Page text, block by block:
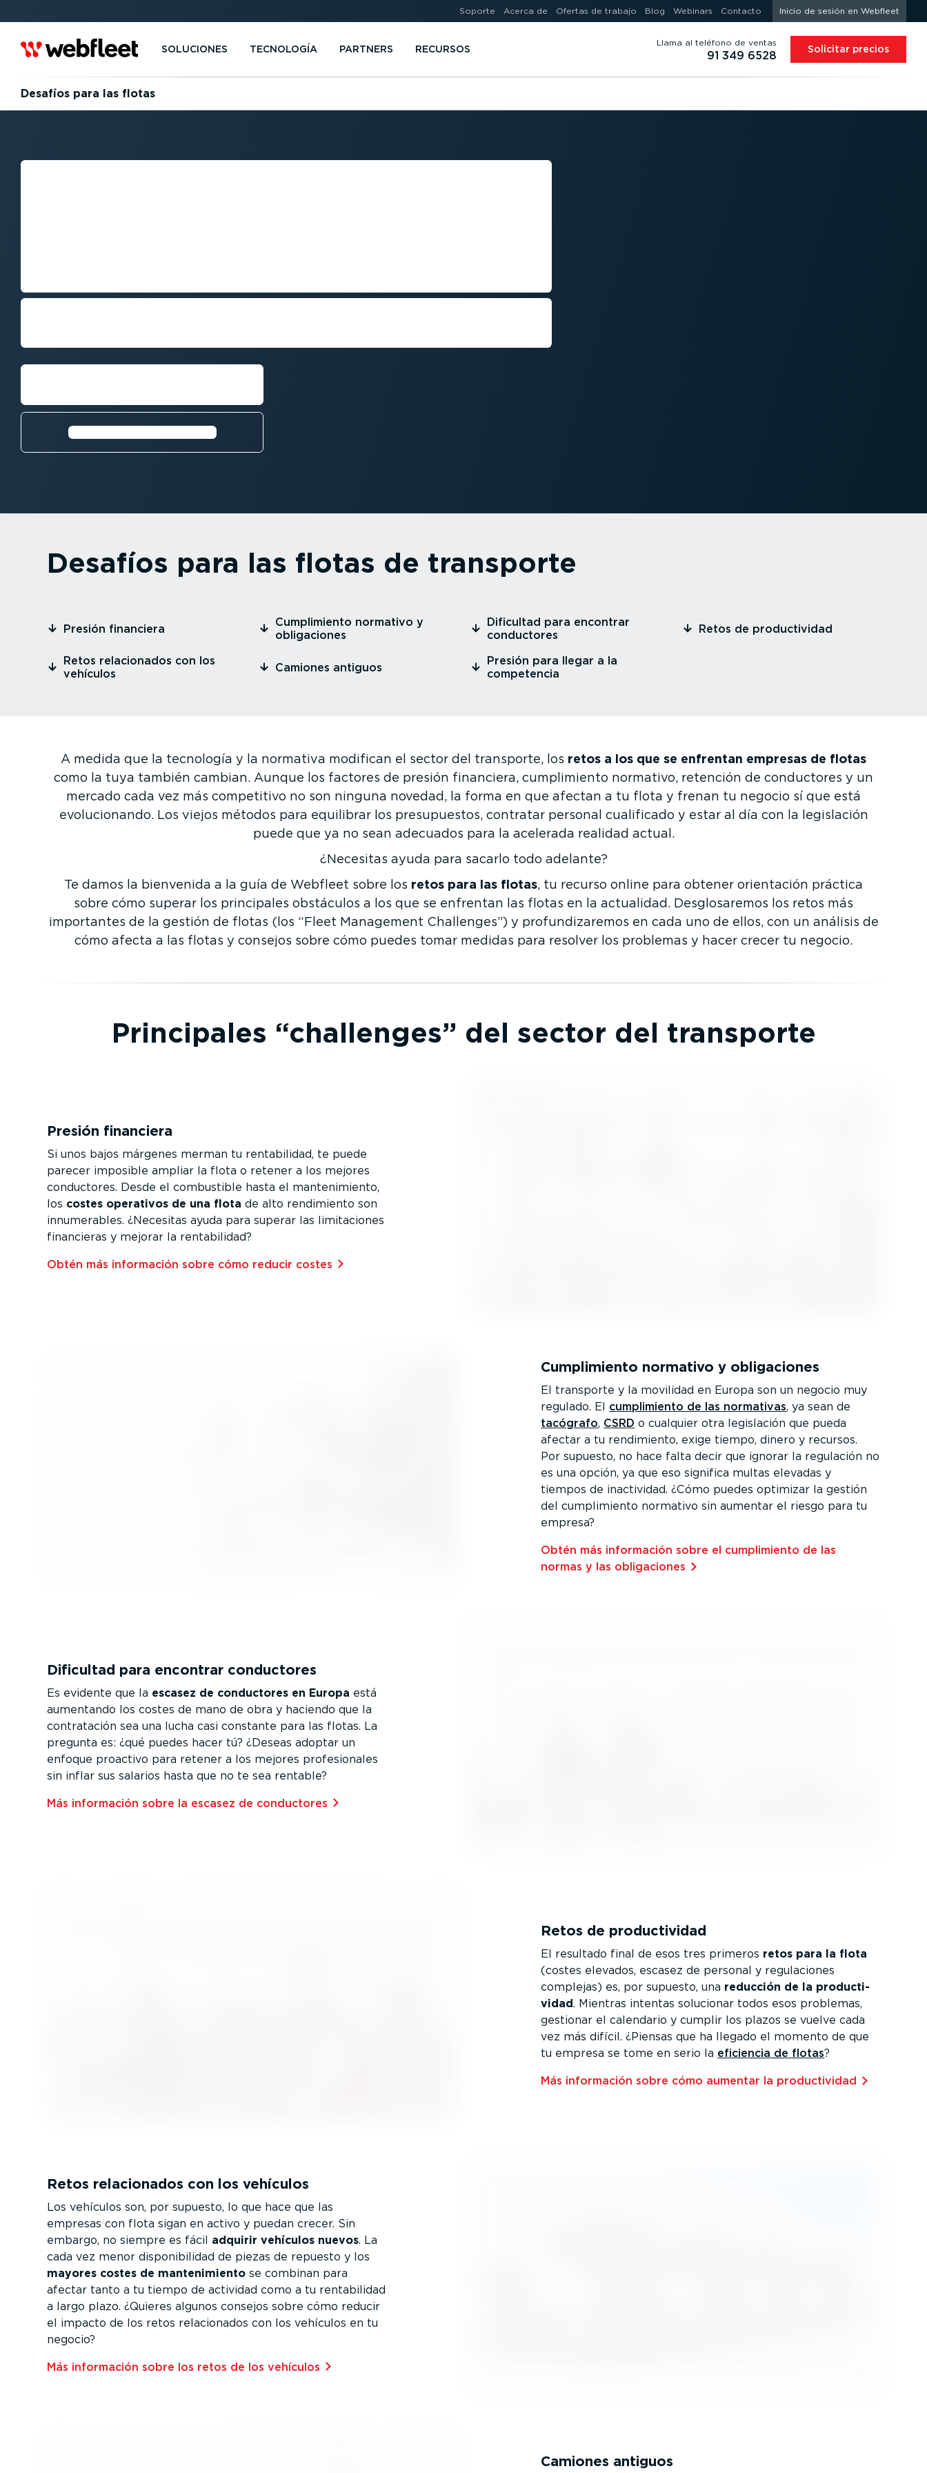
Soporte Acerca de Ofertas de trabajo Blog Webinars Contacto Inicio de sesión en Webfleet
SOLUCIONES TECNOLOGÍA PARTNERS RECURSOS
Llama al teléfono de ventas
91 349 6528 Solicitar precios
Desafíos para las flotas
FLEET MANAGEMENT
Obtén más información⁠
Desafíos para las flotas de transporte
⁠Presión financiera
⁠Cumpli­miento normativo y
obliga­ciones
⁠Dificultad para encontrar
conductores
⁠Retos de produc­ti­vidad
⁠Retos relacio­nados con los
vehículos
⁠Camiones antiguos
⁠Presión para llegar a la
competencia
A medida que la tecnología y la normativa modifican el sector del transporte, los retos a los que se enfrentan empresas de flotas
como la tuya también cambian. Aunque los factores de presión financiera, cumpli­miento normativo, retención de conductores y un
mercado cada vez más competitivo no son ninguna novedad, la forma en que afectan a tu flota y frenan tu negocio sí que está
evolu­cio­nando. Los viejos métodos para equilibrar los presu­puestos, contratar personal cualificado y estar al día con la legislación
puede que ya no sean adecuados para la acelerada realidad actual.
¿Necesitas ayuda para sacarlo todo adelante?
Te damos la bienvenida a la guía de Webfleet sobre los retos para las flotas, tu recurso online para obtener orientación práctica
sobre cómo superar los principales obstáculos a los que se enfrentan las flotas en la actualidad. Desglo­sa­remos los retos más
importantes de la gestión de flotas (los “Fleet Management Challenges”) y profun­di­za­remos en cada uno de ellos, con un análisis de
cómo afecta a las flotas y consejos sobre cómo puedes tomar medidas para resolver los problemas y hacer crecer tu negocio.
Principales “challenges” del sector del transporte
Presión financiera
Si unos bajos márgenes merman tu renta­bi­lidad, te puede
parecer imposible ampliar la flota o retener a los mejores
conductores. Desde el combustible hasta el mante­ni­miento,
los costes operativos de una flota de alto rendimiento son
innume­rables. ¿Necesitas ayuda para superar las limita­ciones
financieras y mejorar la renta­bi­lidad?
Obtén más información sobre cómo reducir costes⁠
Cumpli­miento normativo y obliga­ciones
El transporte y la movilidad en Europa son un negocio muy
regulado. El cumpli­miento de las normativas, ya sean de
tacógrafo, CSRD o cualquier otra legislación que pueda
afectar a tu rendimiento, exige tiempo, dinero y recursos.
Por supuesto, no hace falta decir que ignorar la regulación no
es una opción, ya que eso significa multas elevadas y
tiempos de inactividad. ¿Cómo puedes optimizar la gestión
del cumpli­miento normativo sin aumentar el riesgo para tu
empresa?
Obtén más información sobre el cumpli­miento de las
normas y las obliga­ciones⁠
Dificultad para encontrar conductores
Es evidente que la escasez de conductores en Europa está
aumentando los costes de mano de obra y haciendo que la
contra­tación sea una lucha casi constante para las flotas. La
pregunta es: ¿qué puedes hacer tú? ¿Deseas adoptar un
enfoque proactivo para retener a los mejores profe­sio­nales
sin inflar sus salarios hasta que no te sea rentable?
Más información sobre la escasez de conductores⁠
Retos de produc­ti­vidad
El resultado final de esos tres primeros retos para la flota
(costes elevados, escasez de personal y regula­ciones
complejas) es, por supuesto, una reducción de la produc­ti­
vidad. Mientras intentas solucionar todos esos problemas,
gestionar el calendario y cumplir los plazos se vuelve cada
vez más difícil. ¿Piensas que ha llegado el momento de que
tu empresa se tome en serio la eficiencia de flotas?
Más información sobre cómo aumentar la produc­ti­vidad⁠
Retos relacio­nados con los vehículos
Los vehículos son, por supuesto, lo que hace que las
empresas con flota sigan en activo y puedan crecer. Sin
embargo, no siempre es fácil adquirir vehículos nuevos. La
cada vez menor dispo­ni­bi­lidad de piezas de repuesto y los
mayores costes de mante­ni­miento se combinan para
afectar tanto a tu tiempo de actividad como a tu renta­bi­lidad
a largo plazo. ¿Quieres algunos consejos sobre cómo reducir
el impacto de los retos relacio­nados con los vehículos en tu
negocio?
Más información sobre los retos de los vehículos⁠
Camiones antiguos